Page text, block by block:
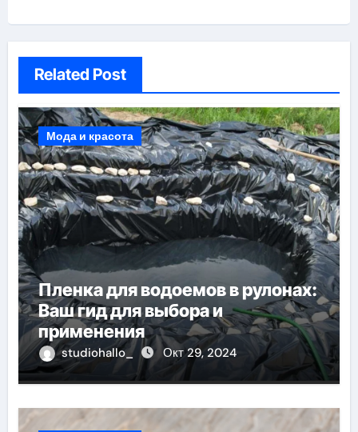
Related Post
Мода и красота
Пленка для водоемов в рулонах:
Ваш гид для выбора и
применения
studiohallo_ Окт 29, 2024